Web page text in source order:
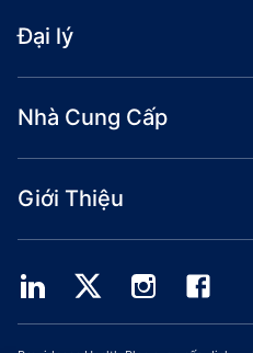
Đại lý
Nhà Cung Cấp
Giới Thiệu